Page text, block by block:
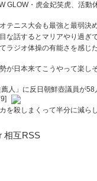
GLOW・虎金妃笑虎、活
テニス大会も最強と最弱決
な話するとマリアやり過ぎ
ラジオ体操の有能さを感じ
が日本来てこうやって楽し
薦人」に反日朝鮮壺議員が
を殺しまくって半分に減ら
相互RSS